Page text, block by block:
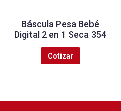
Báscula Pesa Bebé
Digital 2 en 1 Seca 354
Cotizar